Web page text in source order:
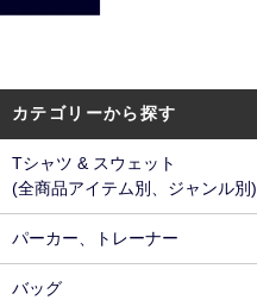
カテゴリーから探す
Tシャツ & スウェット
(全商品アイテム別、ジャンル別)
パーカー、トレーナー
バッグ